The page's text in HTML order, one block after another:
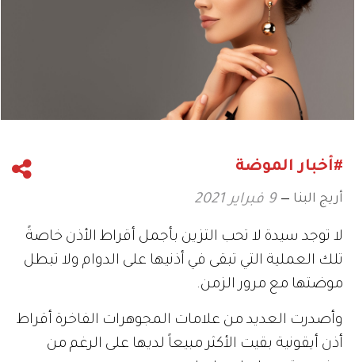
#أخبار الموضة
أريج البنا 9 فبراير 2021
لا توجد سيدة لا تحب التزين بأجمل أقراط الأذن خاصةً
تلك العملية التي تبقى في أذنيها على الدوام ولا تبطل
موضتها مع مرور الزمن.
وأصدرت العديد من علامات المجوهرات الفاخرة أقراط
أذن أيقونية بقيت الأكثر مبيعاً لديها على الرغم من